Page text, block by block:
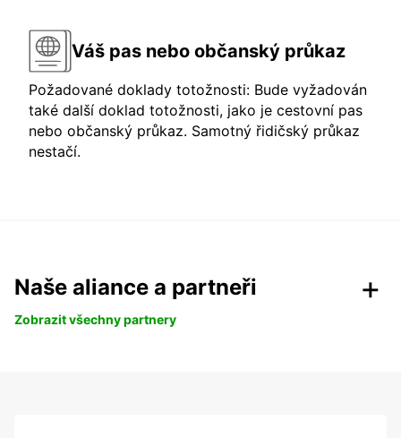
Váš pas nebo občanský průkaz
Požadované doklady totožnosti: Bude vyžadován
také další doklad totožnosti, jako je cestovní pas
nebo občanský průkaz. Samotný řidičský průkaz
nestačí.
Naše aliance a partneři
Zobrazit všechny partnery